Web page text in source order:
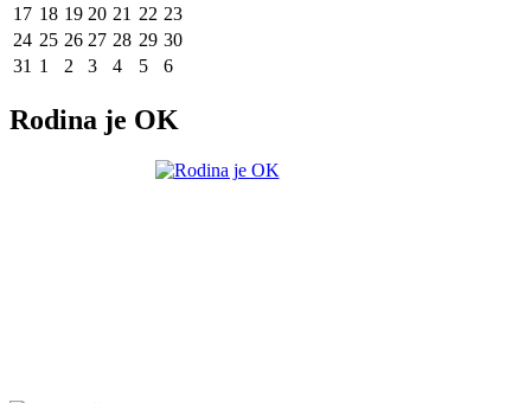
17 18 19 20 21 22 23
24 25 26 27 28 29 30
31 1 2 3 4 5 6
Rodina je OK